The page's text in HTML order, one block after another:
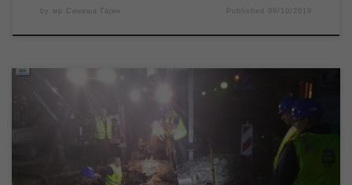
by мр Синиша Гајин Published 09/10/2019
Прекид водоснабдевања на територији целог града догодио
се, због квара на мрежи, око 1 час после поноћи. Брзом
интервенцијом дежурне екипе ЈКП „Водовод и канализација“
водоснабдевање је ноћас око 3 часа нормализовано. Око 1